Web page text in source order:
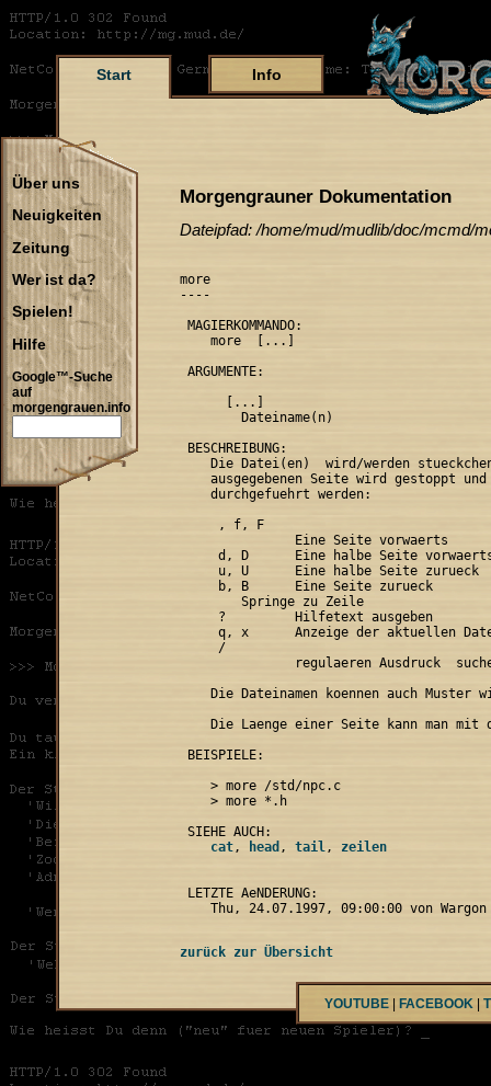
Start Info
Über uns
Neuigkeiten
Zeitung
Wer ist da?
Spielen!
Hilfe
Google™-Suche
auf
morgengrauen.info
Morgengrauner Dokumentation
Dateipfad: /home/mud/mudlib/doc/mcmd/
more
----
MAGIERKOMMANDO:
    more
[...]
ARGUMENTE:
[...]
        Dateiname(n)
BESCHREIBUNG:
    Die Datei(en)
wird/werden
ausgegebenen Seite wird gestoppt
    durchgefuehrt werden:
, f, F
               Eine Seite vorwaerts
d, D      Eine halbe Seite
     u, U      Eine halbe Seite zurueck
     b, B      Eine Seite zurueck
   Springe zu Zeile
     ?         Hilfetext ausgeben
q, x      Anzeige der aktuellen
     /
               regulaeren Ausdruck
Die Dateinamen koennen auch Muster
Die Laenge einer Seite kann man mit
BEISPIELE:
    > more /std/npc.c
    > more *.h
    cat
, head , tail ,
LETZTE AeNDERUNG:
zurück zur Übersicht
YOUTUBE | FACEBOOK |